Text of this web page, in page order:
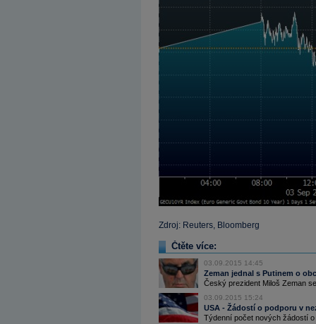
Zdroj: Reuters, Bloomberg
Čtěte více:
03.09.2015 14:45
Zeman jednal s Putinem o
Český prezident Miloš Zeman
03.09.2015 15:24
USA - Žádostí o podporu v
Týdenní počet nových žádostí